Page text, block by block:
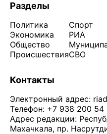
Разделы
Политика
Экономика
Общество
Происшествия
Спорт
РИА
СВО
Контакты
Электронный адрес:
Телефон: +7 938 200 54
Адрес редакции:
Махачкала, пр.